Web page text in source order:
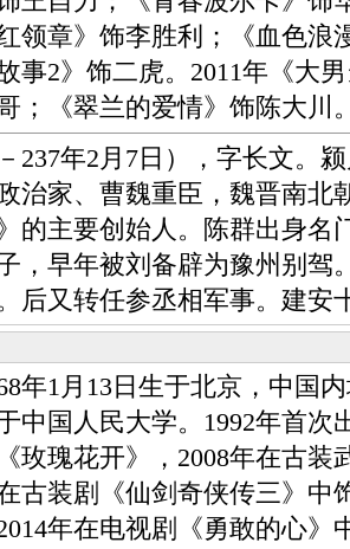
领章》饰李胜利；《血色浪
事2》饰二虎。2011年《大
哥；《翠兰的爱情》饰陈大
年2月7日），字长文。颍
治家、曹魏重臣，魏晋南北
的主要创始人。陈群出身名
，早年被刘备辟为豫州别驾
后又转任参丞相军事。建
1月13日生于北京，中国内
中国人民大学。1992年首次
玫瑰花开》，2008年在古装
古装剧《仙剑奇侠传三》中
年在电视剧《勇敢的心》